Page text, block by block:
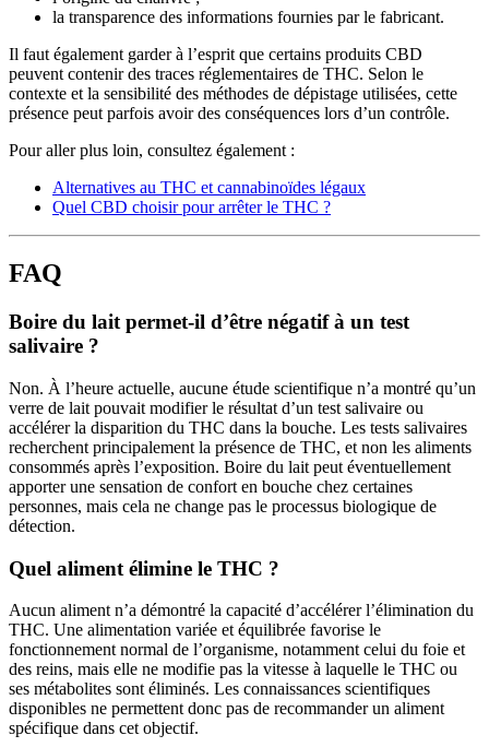
la transparence des informations fournies par le fabricant.
Il faut également garder à l’esprit que certains produits CBD
peuvent contenir des traces réglementaires de THC. Selon le
contexte et la sensibilité des méthodes de dépistage utilisées, cette
présence peut parfois avoir des conséquences lors d’un contrôle.
Pour aller plus loin, consultez également :
Alternatives au THC et cannabinoïdes légaux
Quel CBD choisir pour arrêter le THC ?
FAQ
Boire du lait permet-il d’être négatif à un test
salivaire ?
Non. À l’heure actuelle, aucune étude scientifique n’a montré qu’un
verre de lait pouvait modifier le résultat d’un test salivaire ou
accélérer la disparition du THC dans la bouche. Les tests salivaires
recherchent principalement la présence de THC, et non les aliments
consommés après l’exposition. Boire du lait peut éventuellement
apporter une sensation de confort en bouche chez certaines
personnes, mais cela ne change pas le processus biologique de
détection.
Quel aliment élimine le THC ?
Aucun aliment n’a démontré la capacité d’accélérer l’élimination du
THC. Une alimentation variée et équilibrée favorise le
fonctionnement normal de l’organisme, notamment celui du foie et
des reins, mais elle ne modifie pas la vitesse à laquelle le THC ou
ses métabolites sont éliminés. Les connaissances scientifiques
disponibles ne permettent donc pas de recommander un aliment
spécifique dans cet objectif.